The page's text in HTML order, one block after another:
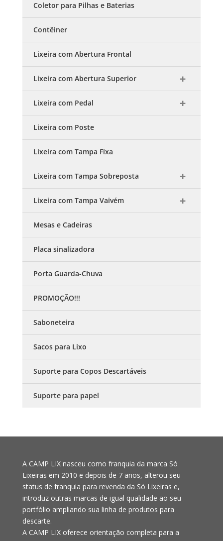
Coletor para Pilhas e Baterias
Contêiner
Lixeira com Abertura Frontal
Lixeira com Abertura Superior
Lixeira com Pedal
Lixeira com Poste
Lixeira com Tampa Fixa
Lixeira com Tampa Sobreposta
Lixeira com Tampa Vaivém
Mesas e Cadeiras
Placa sinalizadora
Porta Guarda-Chuva
PROMOÇÃO!!!
Saboneteira
Sacos para Lixo
Suporte para Copos Descartáveis
Suporte para papel
A CAMP LIX nasceu como franquia da marca Só
Lixeiras em 2010 e depois de 7 anos, alterou seu
status de franquia para revenda da Só Lixeiras e,
introduz outras marcas de igual qualidade ao seu
portfólio ampliando sua linha de produtos para
descarte.
A CAMP LIX oferece orientação completa para a